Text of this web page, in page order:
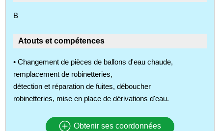
B
Atouts et compétences
• Changement de pièces de ballons d'eau chaude,
remplacement de robinetteries,
détection et réparation de fuites, déboucher
robinetteries, mise en place de dérivations d'eau.
Obtenir ses coordonnées